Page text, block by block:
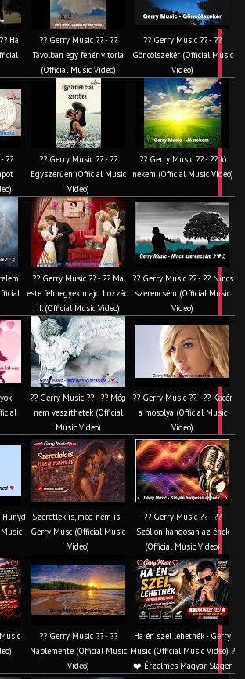
Ha
?? Gerry Music ?? - ??
Távolban egy fehér vitorla
(Official Music Video)
?? Gerry Music ?? - ??
Göncölszekér (Official Music
Video)
??
?? Gerry Music ?? - ??
Egyszerűen (Official Music
Video)
?? Gerry Music ?? - ?? Jó
nekem (Official Music Video)
?? Gerry Music ?? - ?? Ma
este felmegyek majd hozzád
II. (Official Music Video)
?? Gerry Music ?? - ?? Nincs
szerencsém (Official Music
Video)
?? Gerry Music ?? - ?? Még
nem veszíthetek (Official
Music Video)
?? Gerry Music ?? - ?? Kacér
a mosolya (Official Music
Video)
Húnyd
Szeretlek is, meg nem is -
Gerry Musc (Official Music
Video)
?? Gerry Music ?? - ??
Szóljon hangosan az ének
(Official Music Video)
?? Gerry Music ?? - ??
Naplemente (Official Music
Video)
Ha én szél lehetnék - Gerry
Music (Official Music Video) ?️
❤️ Érzelmes Magyar Sláger